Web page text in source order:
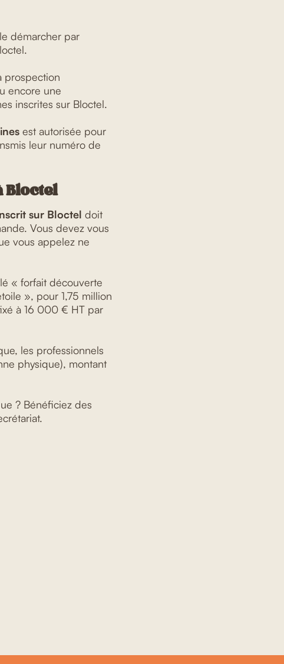
démarcher par
prospection
encore une
inscrites sur Bloctel.
est autorisée pour
leur numéro de
Bloctel
sur Bloctel doit
Vous devez vous
vous appelez ne
« forfait découverte
», pour 1,75 million
à 16 000 € HT par
les professionnels
physique), montant
? Bénéficiez des